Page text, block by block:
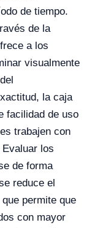
de tiempo.
de la
a los
visualmente
la caja
facilidad de uso
trabajen con
los
de forma
reduce el
permite que
con mayor